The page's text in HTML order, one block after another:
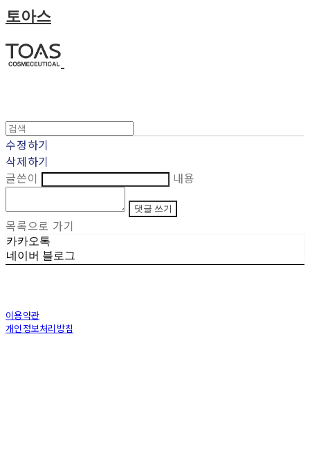
토아스
수정하기
삭제하기
글쓴이
내용
댓글 쓰기
목록으로 가기
카카오톡
네이버 블로그
이용약관
개인정보처리방침